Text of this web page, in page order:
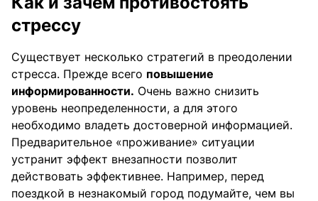
стрессу
Существует несколько стратегий в преодолении
стресса. Прежде всего повышение
информированности. Очень важно снизить
уровень неопределенности, а для этого
необходимо владеть достоверной информацией.
Предварительное «проживание» ситуации
устранит эффект внезапности позволит
действовать эффективнее. Например, перед
поездкой в незнакомый город подумайте, чем вы